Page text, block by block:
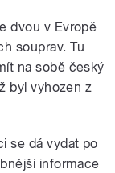
dvou v Evropě
souprav. Tu
na sobě český
byl vyhozen z
se dá vydat po
informace